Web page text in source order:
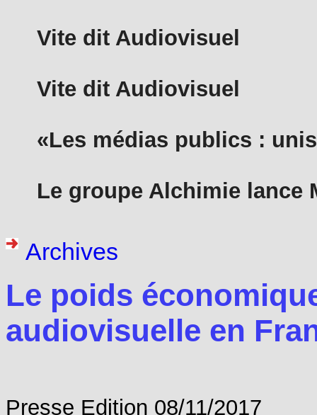
Vite dit Audiovisuel
Vite dit Audiovisuel
«Les médias publics :
Le groupe Alchimie lance
Archives
Le poids
audiovisuelle en
Presse Edition 08/11/2017